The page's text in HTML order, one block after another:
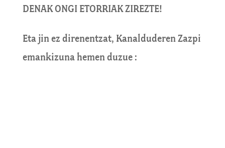
DENAK ONGI ETORRIAK ZIREZTE!
Eta jin ez direnentzat, Kanalduderen Zazpi
emankizuna hemen duzue :